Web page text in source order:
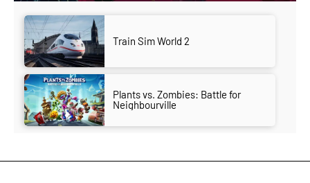
Train Sim World 2
Plants vs. Zombies: Battle for
Neighbourville